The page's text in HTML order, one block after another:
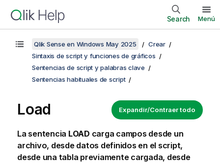
Search Menú
Qlik Sense en Windows May 2025
Crear
Sintaxis de script y funciones de gráficos
Sentencias de script y palabras clave
Sentencias habituales de script
Expandir/Contraer todo
Load
La sentencia LOAD carga campos desde un
archivo, desde datos definidos en el script,
desde una tabla previamente cargada, desde